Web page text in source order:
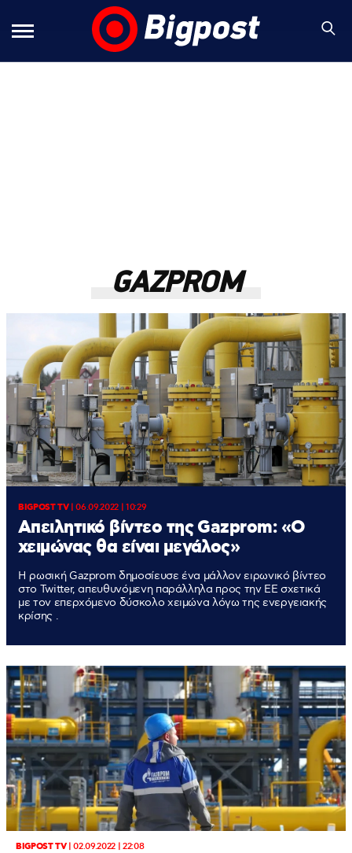
GAZPROM
BIGPOST TV|06.09.2022 | 10:29
Απειλητικό βίντεο της Gazprom: «Ο
χειμώνας θα είναι μεγάλος»
Η ρωσική Gazprom δημοσίευσε ένα μάλλον ειρωνικό βίντεο
στο Twitter, απευθυνόμενη παράλληλα προς την ΕΕ σχετικά
με τον επερχόμενο δύσκολο χειμώνα λόγω της ενεργειακής
κρίσης .
BIGPOST TV|02.09.2022 | 22:08